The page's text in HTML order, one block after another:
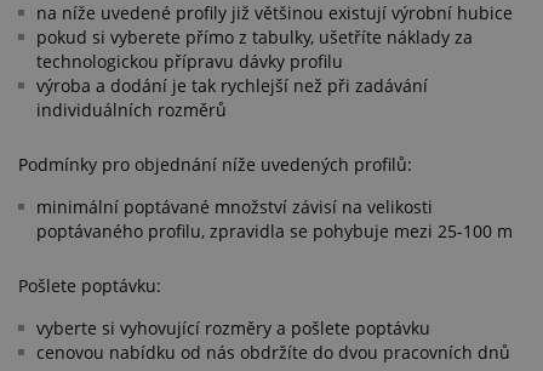
na níže uvedené profily již většinou existují výrobní hubice
pokud si vyberete přímo z tabulky, ušetříte náklady za
technologickou přípravu dávky profilu
výroba a dodání je tak rychlejší než při zadávání
individuálních rozměrů
Podmínky pro objednání níže uvedených profilů:
minimální poptávané množství závisí na velikosti
poptávaného profilu, zpravidla se pohybuje mezi 25-100 m
Pošlete poptávku:
vyberte si vyhovující rozměry a pošlete poptávku
cenovou nabídku od nás obdržíte do dvou pracovních dnů